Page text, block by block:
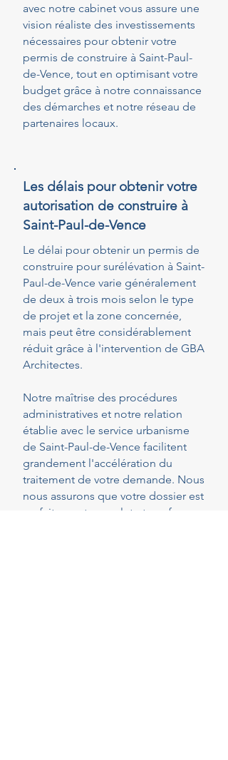
avec notre cabinet vous assure une
vision réaliste des investissements
nécessaires pour obtenir votre
permis de construire à Saint-Paul-
de-Vence, tout en optimisant votre
budget grâce à notre connaissance
des démarches et notre réseau de
partenaires locaux.
Les délais pour obtenir votre
autorisation de construire à
Saint-Paul-de-Vence
Le délai pour obtenir un permis de
construire pour surélévation à Saint-
Paul-de-Vence varie généralement
de deux à trois mois selon le type
de projet et la zone concernée,
mais peut être considérablement
réduit grâce à l'intervention de GBA
Architectes.
Notre maîtrise des procédures
administratives et notre relation
établie avec le service urbanisme
de Saint-Paul-de-Vence facilitent
grandement l'accélération du
traitement de votre demande. Nous
nous assurons que votre dossier est
parfaitement complet et conforme